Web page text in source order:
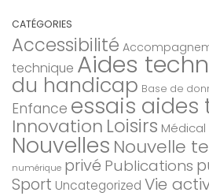
CATÉGORIES
Accessibilité
technique Aides
du handicap Base de
Enfance essais aides
Innovation Loisirs Médical
Nouvelles Nouvelle
numérique privé Publications
Sport Uncategorized Vie